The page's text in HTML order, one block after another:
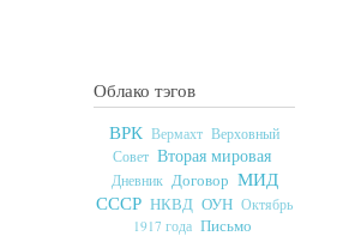
Облако тэгов
ВРК Вермахт Верховный
Совет Вторая мировая
Дневник Договор МИД
СССР НКВД ОУН Октябрь
1917 года Письмо